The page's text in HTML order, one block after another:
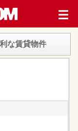
な賃貸物件